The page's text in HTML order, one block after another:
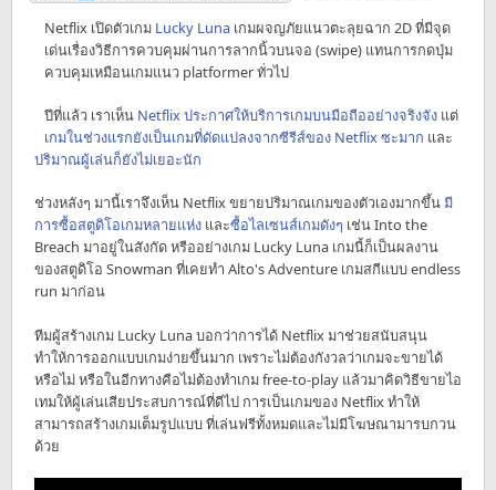
Netflix เปิดตัวเกม Lucky Luna เกมผจญภัยแนวตะลุยฉาก 2D ที่มีจุด
เด่นเรื่องวิธีการควบคุมผ่านการลากนิ้วบนจอ (swipe) แทนการกดปุ่ม
ควบคุมเหมือนเกมแนว platformer ทั่วไป
ปีที่แล้ว เราเห็น Netflix ประกาศให้บริการเกมบนมือถืออย่างจริงจัง แต่
เกมในช่วงแรกยังเป็นเกมที่ดัดแปลงจากซีรีส์ของ Netflix ซะมาก และ
ปริมาณผู้เล่นก็ยังไม่เยอะนัก
ช่วงหลังๆ มานี้เราจึงเห็น Netflix ขยายปริมาณเกมของตัวเองมากขึ้นมี
การซื้อสตูดิโอเกมหลายแห่ง และซื้อไลเซนส์เกมดังๆ เช่น Into the
Breach มาอยู่ในสังกัด หรืออย่างเกม Lucky Luna เกมนี้ก็เป็นผลงาน
ของสตูดิโอ Snowman ที่เคยทำ Alto's Adventure เกมสกีแบบ endless
run มาก่อน
ทีมผู้สร้างเกม Lucky Luna บอกว่าการได้ Netflix มาช่วยสนับสนุน
ทำให้การออกแบบเกมง่ายขึ้นมาก เพราะไม่ต้องกังวลว่าเกมจะขายได้
หรือไม่ หรือในอีกทางคือไม่ต้องทำเกม free-to-play แล้วมาคิดวิธีขายไอ
เทมให้ผู้เล่นเสียประสบการณ์ที่ดีไป การเป็นเกมของ Netflix ทำให้
สามารถสร้างเกมเต็มรูปแบบ ที่เล่นฟรีทั้งหมดและไม่มีโฆษณามารบกวน
ด้วย